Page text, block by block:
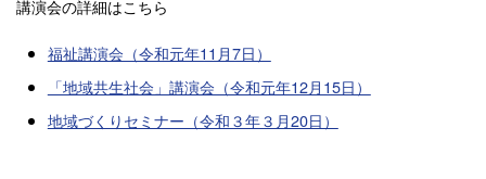
講演会の詳細はこちら
福祉講演会（令和元年11月7日）
「地域共生社会」講演会（令和元年12月15日）
地域づくりセミナー（令和３年３月20日）